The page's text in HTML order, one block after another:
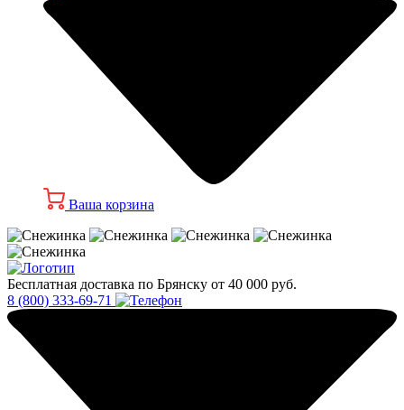
Ваша корзина
Бесплатная доставка по Брянску от 40 000 руб.
8 (800) 333-69-71